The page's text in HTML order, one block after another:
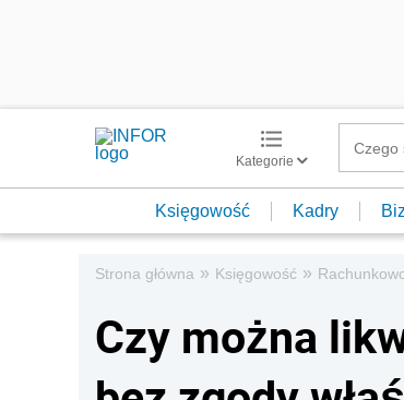
Kategorie
Księgowość Kadry
Strona główna » Księgowość »
Czy można